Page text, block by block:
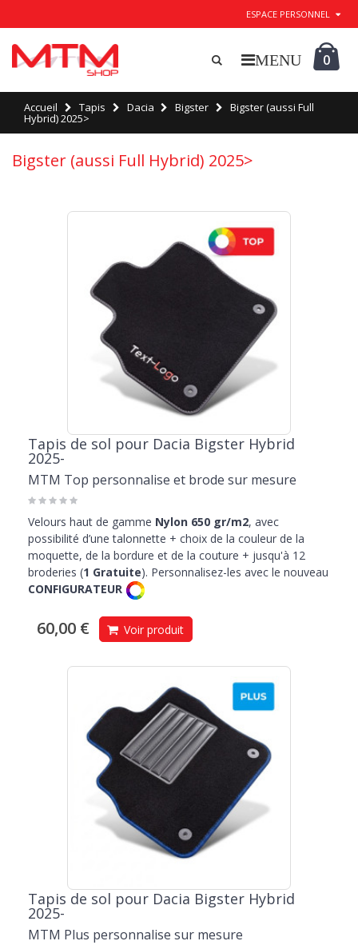
ESPACE PERSONNEL
0
Accueil Tapis Dacia Bigster Bigster (aussi Full
Hybrid) 2025>
Bigster (aussi Full Hybrid) 2025>
Tapis de sol pour Dacia Bigster Hybrid
2025-
MTM Top personnalise et brode sur mesure
Velours haut de gamme Nylon 650 gr/m2, avec
possibilité d’une talonnette + choix de la couleur de la
moquette, de la bordure et de la couture + jusqu'à 12
broderies (1 Gratuite). Personnalisez-les avec le nouveau
CONFIGURATEUR
60,00 € Voir produit
Tapis de sol pour Dacia Bigster Hybrid
2025-
MTM Plus personnalise sur mesure